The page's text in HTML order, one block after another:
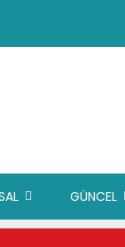
GÜNCEL